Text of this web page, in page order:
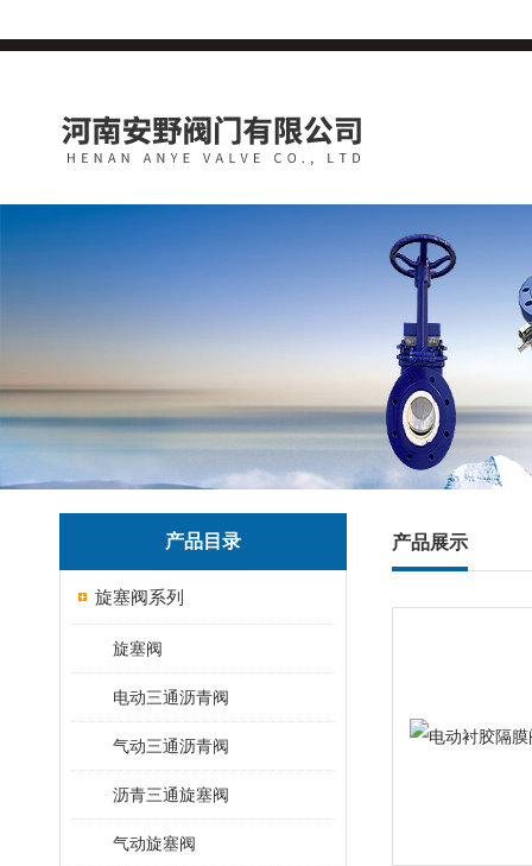
产品目录
旋塞阀系列
旋塞阀
电动三通沥青阀
气动三通沥青阀
沥青三通旋塞阀
气动旋塞阀
产品展示